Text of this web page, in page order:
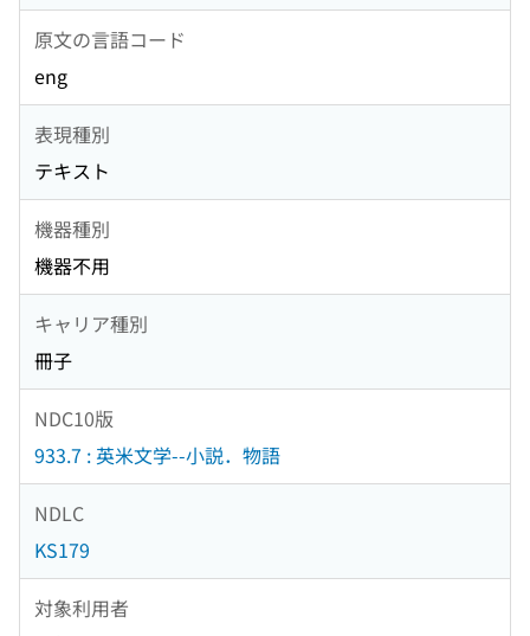
原文の言語コード
eng
表現種別
テキスト
機器種別
機器不用
キャリア種別
冊子
NDC10版
933.7 : 英米文学--小説．物語
NDLC
KS179
対象利用者